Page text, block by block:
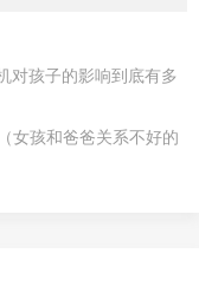
对孩子的影响到底有多
女孩和爸爸关系不好的